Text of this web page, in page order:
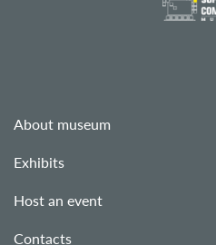
About museum
Exhibits
Host an event
Contacts